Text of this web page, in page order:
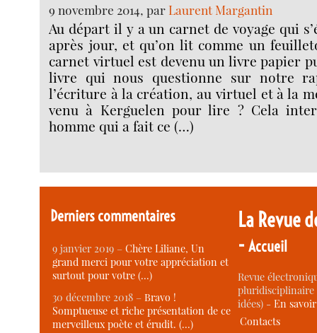
9 novembre 2014, parLaurent Margantin
Au départ il y a un carnet de voyage qui
après jour, et qu’on lit comme un
carnet virtuel est devenu un livre papier
livre qui nous questionne sur notre
l’écriture à la création, au virtuel et à la
venu à Kerguelen pour lire ? Cela
homme qui a fait ce (…)
Derniers commentaires
9 janvier 2019 –Chère Liliane, Un
grand merci pour votre appréciation et
surtout pour votre (…)
30 décembre 2018 –Bravo !
Somptueuse et riche présentation de ce
merveilleux poète et érudit. (…)
La Revue
-Accueil
Revue
idées) -En
Contacts